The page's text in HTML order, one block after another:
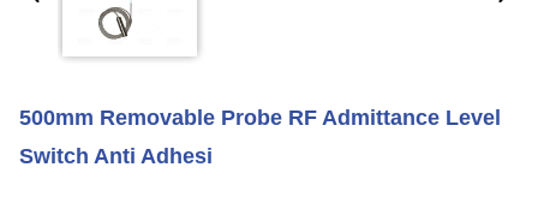
500mm Removable Probe RF Admittance Level
Switch Anti Adhesi